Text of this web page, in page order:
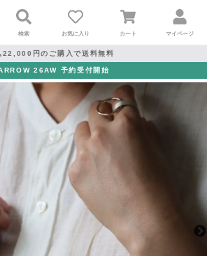
検索 お気に入り カート マイページ
22,000円のご購入で送料無料
26AW 予約受付開始